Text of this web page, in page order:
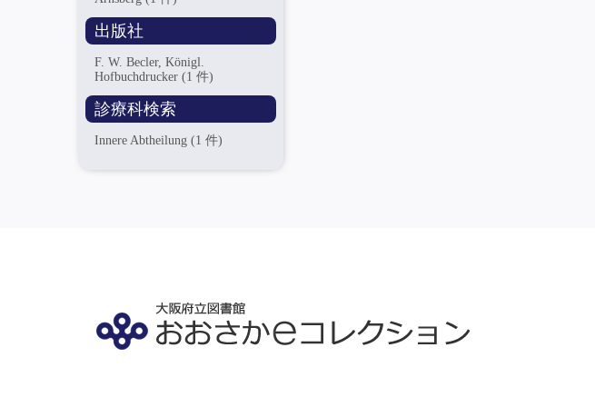
出版社
F. W. Becler, Königl.
Hofbuchdrucker(1 件)
診療科検索
Innere Abtheilung(1 件)